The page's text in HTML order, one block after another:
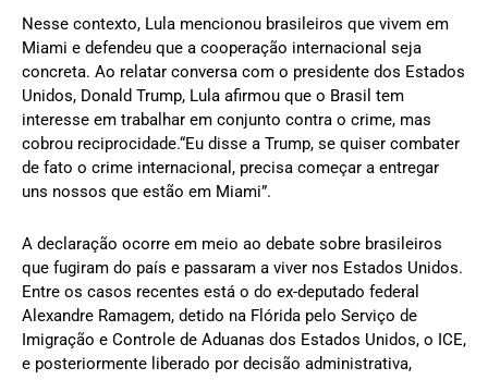
Nesse contexto, Lula mencionou brasileiros que vivem em
Miami e defendeu que a cooperação internacional seja
concreta. Ao relatar conversa com o presidente dos Estados
Unidos, Donald Trump, Lula afirmou que o Brasil tem
interesse em trabalhar em conjunto contra o crime, mas
cobrou reciprocidade.“Eu disse a Trump, se quiser combater
de fato o crime internacional, precisa começar a entregar
uns nossos que estão em Miami”.
A declaração ocorre em meio ao debate sobre brasileiros
que fugiram do país e passaram a viver nos Estados Unidos.
Entre os casos recentes está o do ex-deputado federal
Alexandre Ramagem, detido na Flórida pelo Serviço de
Imigração e Controle de Aduanas dos Estados Unidos, o ICE,
e posteriormente liberado por decisão administrativa,